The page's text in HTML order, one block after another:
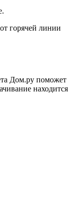
горячей линии
Дом.ру поможет
находится